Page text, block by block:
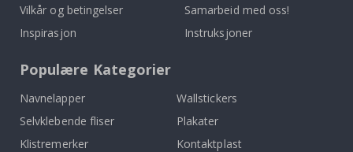
Vilkår og betingelser
Inspirasjon
Samarbeid med oss!
Instruksjoner
Populære Kategorier
Navnelapper
Wallstickers
Selvklebende fliser
Plakater
Klistremerker
Kontaktplast